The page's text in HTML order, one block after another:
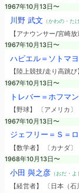
1967年10月13日〜
川野 武文 （かわの・た
【アナウンサー/宮崎
1967年10月13日〜
ハビエル＝ソトマ
【陸上競技/走り高跳び
1967年10月13日〜
トレバー＝ホフマン
【野球】 〔アメリカ〕
1967年10月13日〜
ジェフリー＝Ｓ＝
【数学者】 〔カナダ〕
1968年10月13日〜
小田 與之彦（おだ・よ
【経営者】 〔日本（